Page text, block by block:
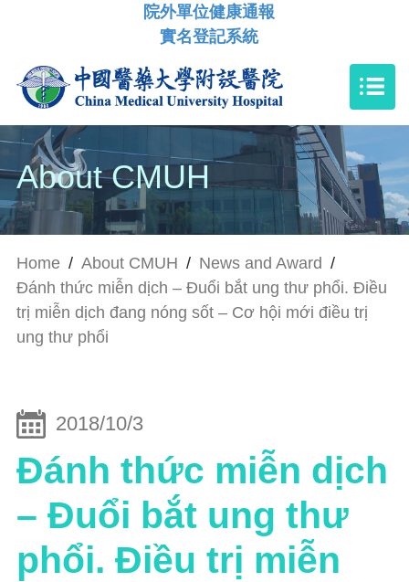
院外單位健康通報
實名登記系統
About CMUH
Home / About CMUH / News and Award /
Đánh thức miễn dịch – Đuổi bắt ung thư phổi. Điều
trị miễn dịch đang nóng sốt – Cơ hội mới điều trị
ung thư phổi
2018/10/3
Đánh thức miễn dịch
– Đuổi bắt ung thư
phổi. Điều trị miễn